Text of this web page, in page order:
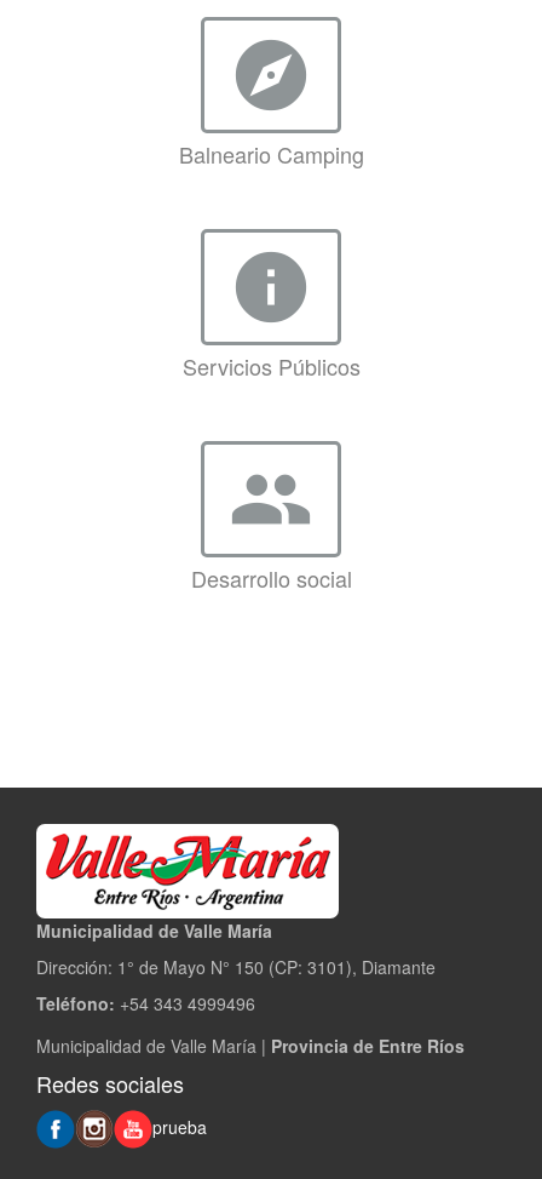
explore
Balneario Camping
info
Servicios Públicos
group
Desarrollo social
Municipalidad de Valle María
Dirección: 1° de Mayo N° 150 (CP: 3101), Diamante
Teléfono: +54 343 4999496
Municipalidad de Valle María | Provincia de Entre Ríos
Redes sociales
prueba